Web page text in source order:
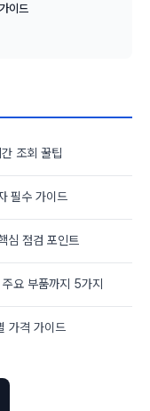
이드
조회 꿀팁
필수 가이드
심 점검 포인트
요 부품까지 5가지
가격 가이드